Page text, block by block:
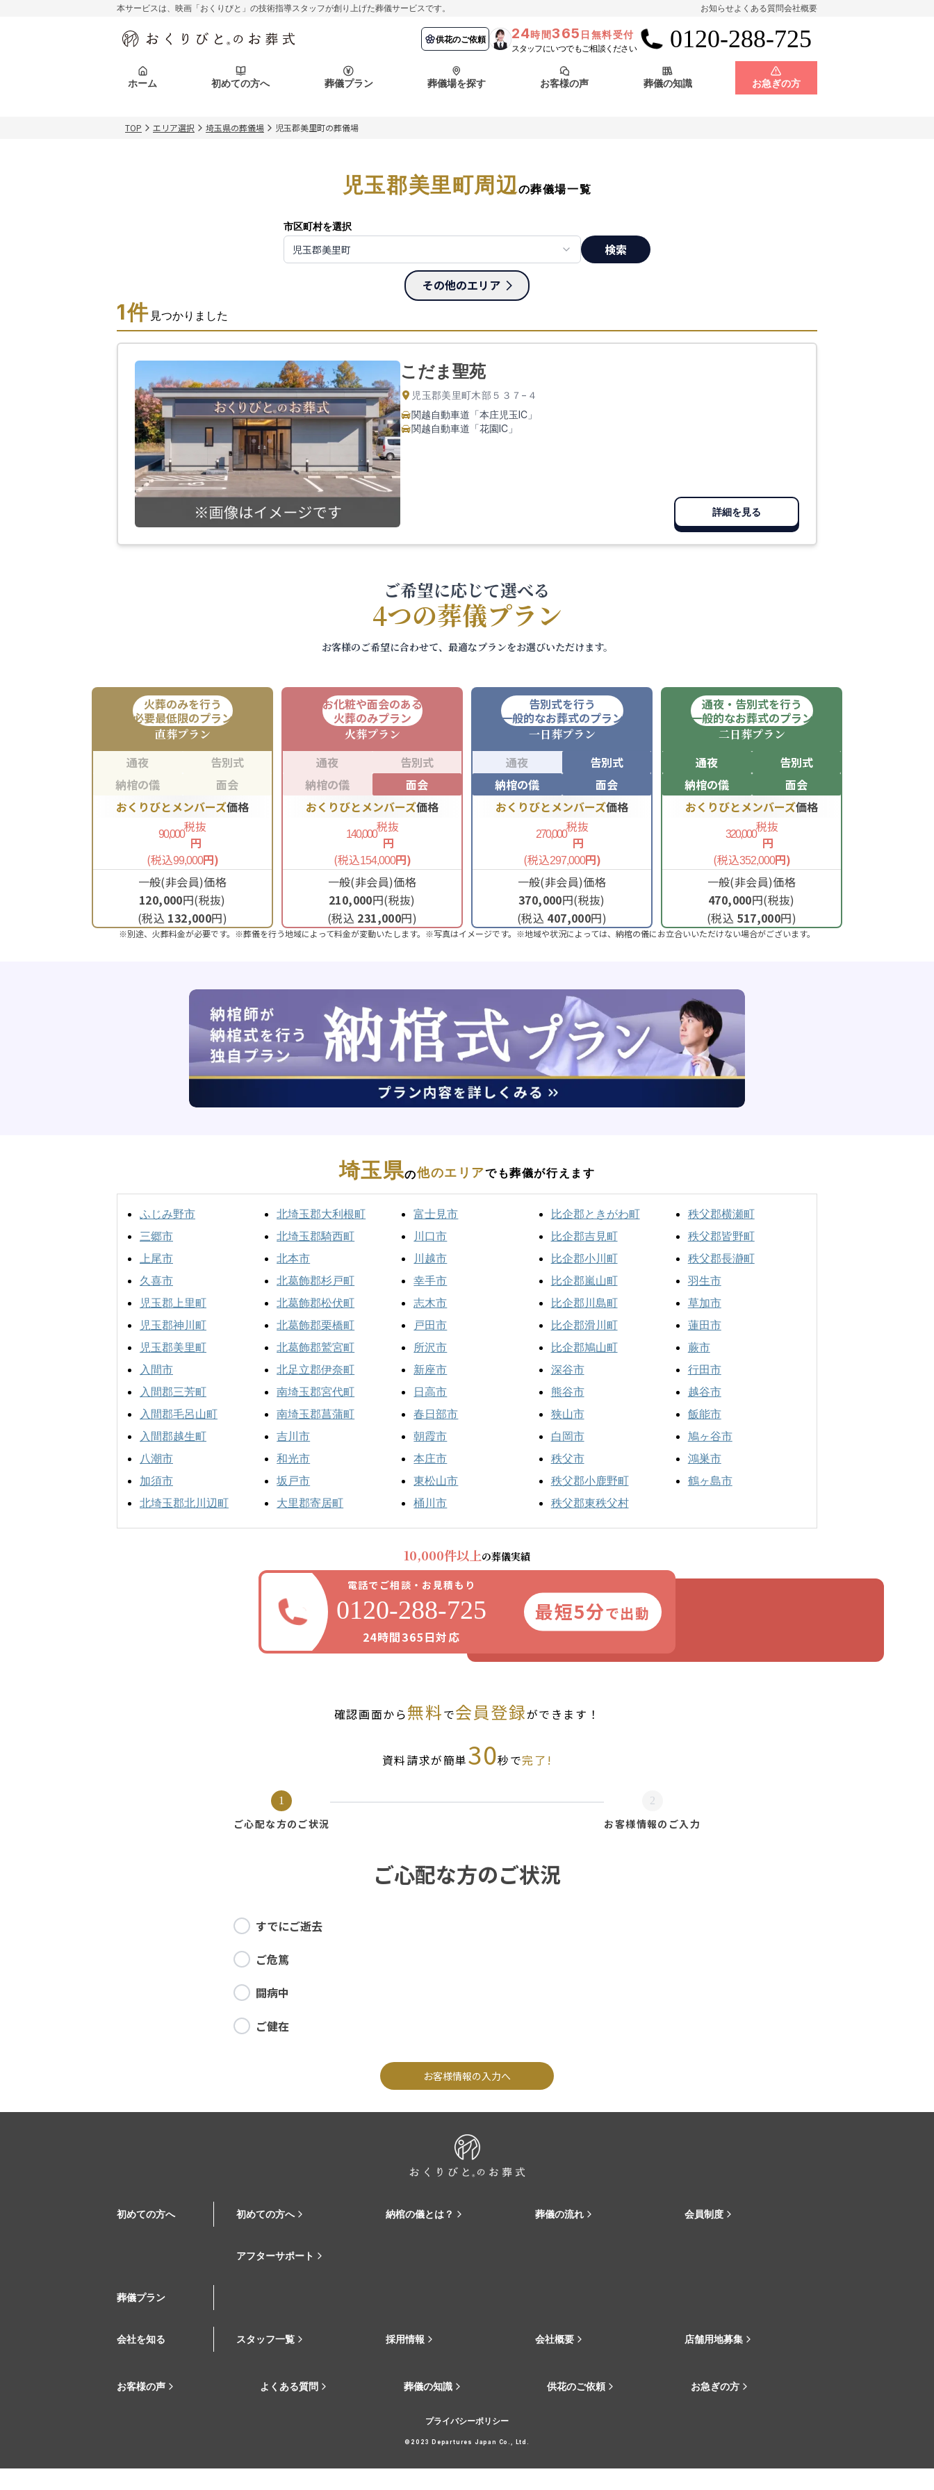
本サービスは、映画「おくりびと」の技術指導スタッフが創り上げた葬儀サービスです。 お知らせよくある質問会社概要
供花のご依頼 24時間365 日無料受付
スタッフにいつでもご相談ください 0120-288-725
ホーム 初めての方へ
初めての方へ 初めての方へ
葬儀プラン 葬儀場を探す
関東エリア 東京都
函館市
お客様の声
お客様の声 ご葬儀事例
葬儀の知識
葬儀の知識 葬儀の知識
お急ぎの方
初めての方へ 初めての方へ 納棺の儀とは？ 葬儀の流れ 会員制度
会社を知る
関東エリア 東京都 埼玉県 千葉県 神奈川県
北海道エリア 札幌市
お客様の声 ご葬儀事例 お客様の声 よくある質問
葬儀の知識 葬儀の知識 供花のご依頼
TOP エリア選択 埼玉県の葬儀場 児玉郡美里町の葬儀場
児玉郡美里町周辺 の葬儀場一覧
市区町村を選択
児玉郡美里町 検索
その他のエリア
1件 見つかりました
こだま聖苑
児玉郡美里町木部５３７−４
関越自動車道「本庄児玉IC」
関越自動車道「花園IC」
詳細を見る
ご希望に応じて選べる
4つの葬儀プラン
お客様のご希望に合わせて、最適なプランをお選びいただけます。
火葬のみを行う
必要最低限のプラン
直葬プラン
通夜
告別式
納棺の儀
面会
おくりびとメンバーズ価格
90,000税抜
円
(税込99,000円)
一般(非会員)価格
120,000円(税抜)
(税込 132,000円)
お化粧や面会のある
火葬のみプラン
火葬プラン
通夜
告別式
納棺の儀
面会
おくりびとメンバーズ価格
140,000税抜
円
(税込154,000円)
一般(非会員)価格
210,000円(税抜)
(税込 231,000円)
告別式を行う
一般的なお葬式のプラン
一日葬プラン
通夜
告別式
納棺の儀
面会
おくりびとメンバーズ価格
270,000税抜
円
(税込297,000円)
一般(非会員)価格
370,000円(税抜)
(税込 407,000円)
通夜・告別式を行う
一般的なお葬式のプラン
二日葬プラン
通夜
告別式
納棺の儀
面会
おくりびとメンバーズ価格
320,000税抜
円
(税込352,000円)
一般(非会員)価格
470,000円(税抜)
(税込 517,000円)
※別途、火葬料金が必要です。※葬儀を行う地域によって料金が変動いたします。※写真はイメージです。※地域や状況によっては、納棺の儀にお立合いいただけない場合がございます。
埼玉県の他のエリアでも葬儀が行えます
ふじみ野市
三郷市
上尾市
久喜市
児玉郡上里町
児玉郡神川町
児玉郡美里町
入間市
入間郡三芳町
入間郡毛呂山町
入間郡越生町
八潮市
加須市
北埼玉郡北川辺町
北埼玉郡大利根町
北埼玉郡騎西町
北本市
北葛飾郡杉戸町
北葛飾郡松伏町
北葛飾郡栗橋町
北葛飾郡鷲宮町
北足立郡伊奈町
南埼玉郡宮代町
南埼玉郡菖蒲町
吉川市
和光市
坂戸市
大里郡寄居町
富士見市
川口市
川越市
幸手市
志木市
戸田市
所沢市
新座市
日高市
春日部市
朝霞市
本庄市
東松山市
桶川市
比企郡ときがわ町
比企郡吉見町
比企郡小川町
比企郡嵐山町
比企郡川島町
比企郡滑川町
比企郡鳩山町
深谷市
熊谷市
狭山市
白岡市
秩父市
秩父郡小鹿野町
秩父郡東秩父村
秩父郡横瀬町
秩父郡皆野町
秩父郡長瀞町
羽生市
草加市
蓮田市
蕨市
行田市
越谷市
飯能市
鳩ヶ谷市
鴻巣市
鶴ヶ島市
10,000件以上の葬儀実績
電話でご相談・お見積もり
0120-288-725
24時間365日対応
最短5分で出動
確認画面から無料で会員登録ができます！
資料請求が簡単30秒で完了!
1
ご心配な方の ご状況
2
お客様情報の ご入力
ご心配な方のご状況
すでにご逝去
ご危篤
闘病中
ご健在
お客様情報の入力へ
初めての方へ 初めての方へ 納棺の儀とは？ 葬儀の流れ 会員制度
アフターサポート
葬儀プラン
会社を知る スタッフ一覧 採用情報 会社概要 店舗用地募集
お客様の声 よくある質問 葬儀の知識 供花のご依頼 お急ぎの方
プライバシーポリシー
©2023 Departures Japan Co., Ltd.